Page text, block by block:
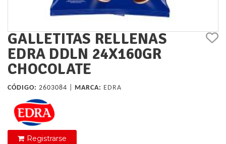
GALLETITAS RELLENAS
EDRA DDLN 24X160GR
CHOCOLATE
CÓDIGO: 2603084 | MARCA: EDRA
Registrarse